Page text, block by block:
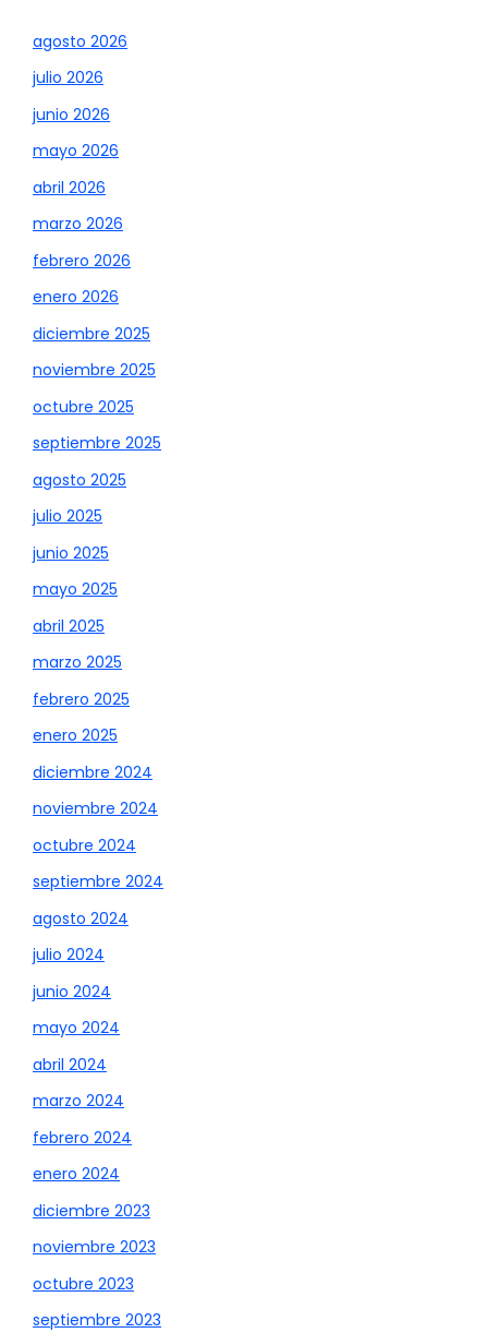
agosto 2026
julio 2026
junio 2026
mayo 2026
abril 2026
marzo 2026
febrero 2026
enero 2026
diciembre 2025
noviembre 2025
octubre 2025
septiembre 2025
agosto 2025
julio 2025
junio 2025
mayo 2025
abril 2025
marzo 2025
febrero 2025
enero 2025
diciembre 2024
noviembre 2024
octubre 2024
septiembre 2024
agosto 2024
julio 2024
junio 2024
mayo 2024
abril 2024
marzo 2024
febrero 2024
enero 2024
diciembre 2023
noviembre 2023
octubre 2023
septiembre 2023